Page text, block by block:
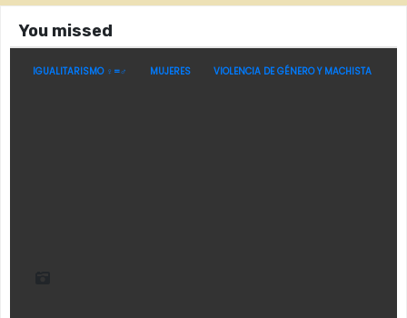
You missed
IGUALITARISMO ♀=♂ MUJERES VIOLENCIA DE GÉNERO Y MACHISTA